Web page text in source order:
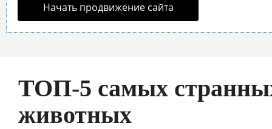
Начать продвижение сайта
ТОП-5 самых
животных